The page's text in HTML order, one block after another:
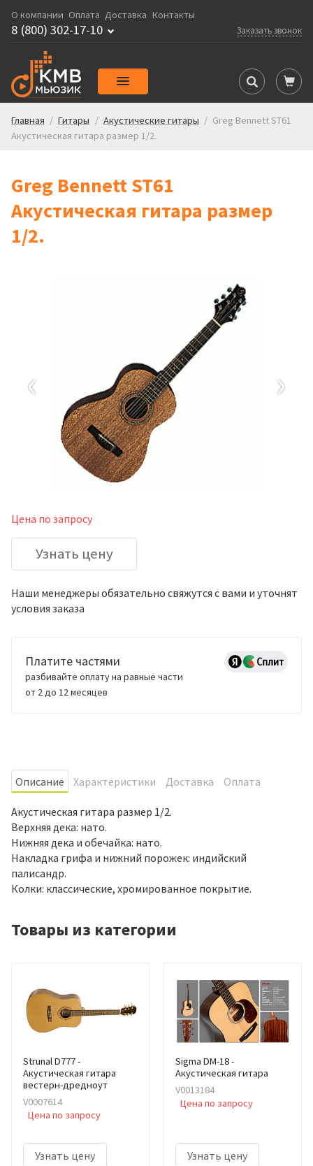
О компании Оплата Доставка Контакты
Заказать звонок
8 (800) 302-17-10
Главная / Гитары / Акустические гитары / Greg Bennett ST61
Акустическая гитара размер 1/2.
Greg Bennett ST61
Акустическая гитара размер
1/2.
‹ ›
Цена по запросу
Узнать цену
Наши менеджеры обязательно свяжутся с вами и уточнят
условия заказа
Платите частями
разбивайте оплату на равные части
от 2 до 12 месяцев
Oписание Характеристики Доставка Оплата
Акустическая гитара размер 1/2.
Верхняя дека: нато.
Нижняя дека и обечайка: нато.
Накладка грифа и нижний порожек: индийский
палисандр.
Колки: классические, хромированное покрытие.
Товары из категории
Strunal D777 -
Акустическая гитара
вестерн-дредноут
V0007614
Цена по запросу
Узнать цену
Sigma DM-18 -
Акустическая гитара
V0013184
Цена по запросу
Узнать цену